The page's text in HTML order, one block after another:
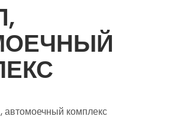
автомоечный комплекс